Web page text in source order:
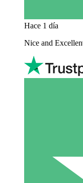
Hace 1 día
Nice and